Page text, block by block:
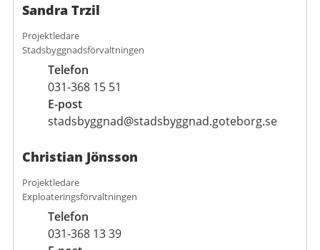
Sandra Trzil
Projektledare
Stadsbyggnadsförvaltningen
Telefon
031-368 15 51
E-post
stadsbyggnad@stadsbyggnad.goteborg.se
Christian Jönsson
Projektledare
Exploateringsförvaltningen
Telefon
031-368 13 39